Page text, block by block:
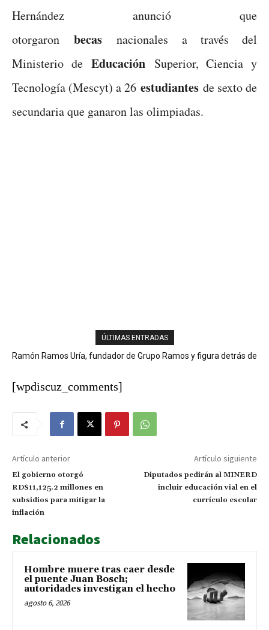
Hernández anunció que
otorgaronbecas nacionales a través del
Ministerio deEducación Superior, Ciencia y
Tecnología (Mescyt) a 26 estudiantes de sexto de
secundaria que ganaron las olimpiadas.
ÚLTIMAS ENTRADAS
Ramón Ramos Uría, fundador de Grupo Ramos y figura detrás de
San Juan se ahoga entre bancas y el silencio de las autoridades
[wpdiscuz_comments]
Artículo anterior
El gobierno otorgó
RD$11,125.2 millones en
subsidios para mitigar la
inflación
Artículo siguiente
Diputados pedirán al MINERD
incluir educación vial en el
currículo escolar
Relacionados
Hombre muere tras caer desde
el puente Juan Bosch;
autoridades investigan el hecho
agosto 6, 2026